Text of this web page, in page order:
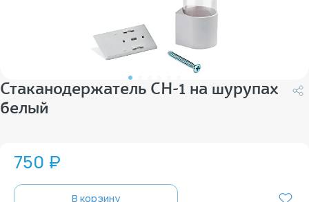
Стаканодержатель СН-1 на шурупах
белый
750 ₽
В корзину